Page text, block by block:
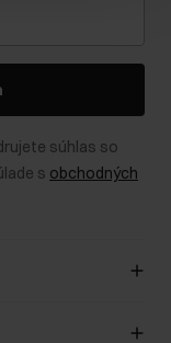
súhlas so
s obchodných